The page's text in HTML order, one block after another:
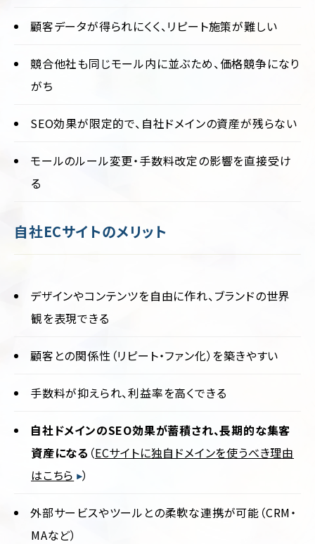
顧客データが得られにくく、リピート施策が難しい
競合他社も同じモール内に並ぶため、価格競争になり
がち
SEO効果が限定的で、自社ドメインの資産が残らない
モールのルール変更・手数料改定の影響を直接受け
る
自社ECサイトのメリット
デザインやコンテンツを自由に作れ、ブランドの世界
観を表現できる
顧客との関係性（リピート・ファン化）を築きやすい
手数料が抑えられ、利益率を高くできる
自社ドメインのSEO効果が蓄積され、長期的な集客
資産になる （ECサイトに独自ドメインを使うべき理由
はこちら ）
外部サービスやツールとの柔軟な連携が可能（CRM・
MAなど）